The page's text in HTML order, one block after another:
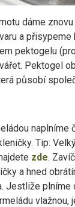
dáme
a přisypeme
pektogelu
Pektogel
působí
naplníme
Tip:
zde.
a hned
Jestliže plníme
vlažnou,